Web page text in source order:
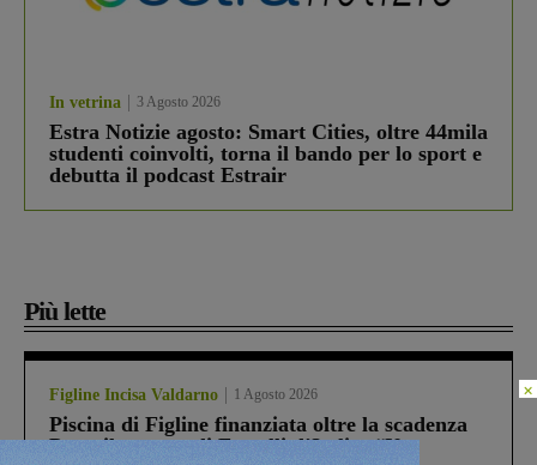
In vetrina 3 Agosto 2026
Estra Notizie agosto: Smart Cities, oltre 44mila
studenti coinvolti, torna il bando per lo sport e
debutta il podcast Estrair
Più lette
Figline Incisa Valdarno 1 Agosto 2026
Piscina di Figline finanziata oltre la scadenza
Pnrr, il gruppo di Fratelli d’Italia: “Un
×